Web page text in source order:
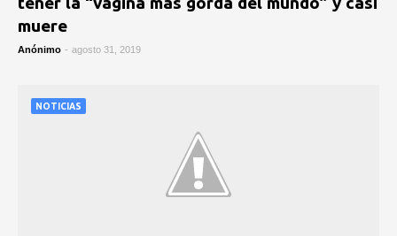
muere
Anónimo - agosto 31, 2019
NOTICIAS